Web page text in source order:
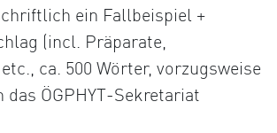
ein Fallbeispiel +
(incl. Präparate,
ca. 500 Wörter, vorzugsweise
das ÖGPHYT-Sekretariat